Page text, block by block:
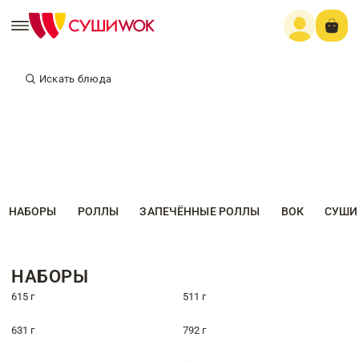
Искать блюда
НАБОРЫ РОЛЛЫ ЗАПЕЧЁННЫЕ РОЛЛЫ ВОК СУШИ
НАБОРЫ
615 г 511 г
631 г 792 г